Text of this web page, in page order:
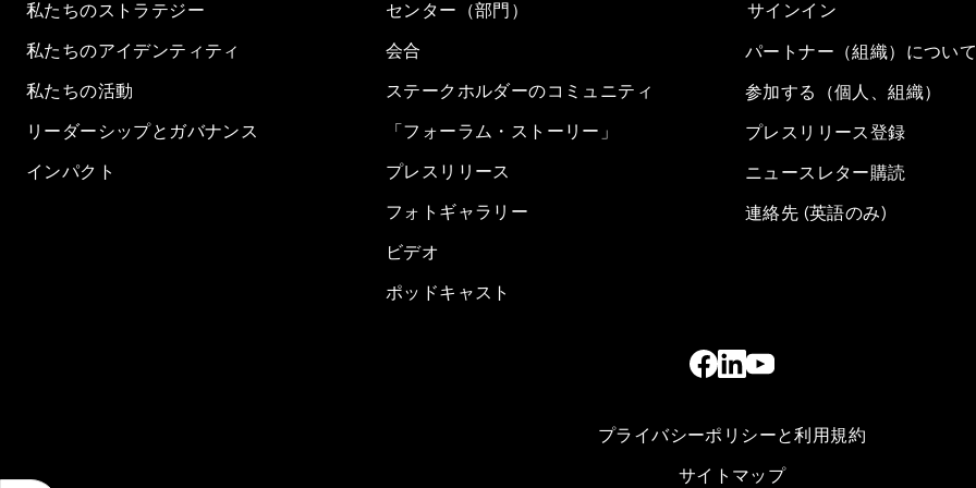
私たちのストラテジー
私たちのアイデンティティ
私たちの活動
リーダーシップとガバナンス
インパクト
センター（部門）
会合
ステークホルダーのコミュニティ
「フォーラム・ストーリー」
プレスリリース
フォトギャラリー
ビデオ
ポッドキャスト
サインイン
パートナー（組織）につい
参加する（個人、組織）
プレスリリース登録
ニュースレター購読
連絡先 (英語のみ)
プライバシーポリシーと利用規約
サイトマップ